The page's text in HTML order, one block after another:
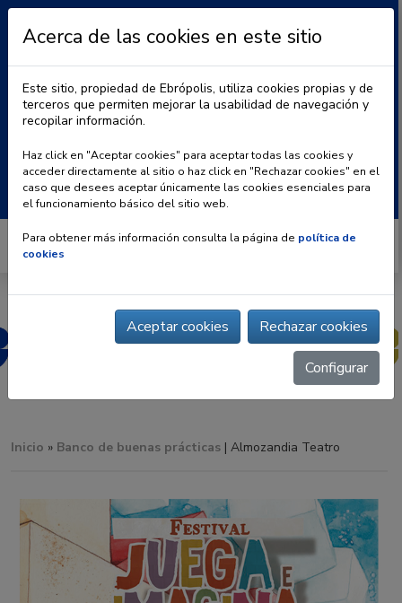
BLOG | CONTACTO
Buscar:
Inicio » Banco de buenas prácticas | Almozandia Teatro
Acerca de las cookies en este sitio
Este sitio, propiedad de Ebrópolis, utiliza cookies propias y de
terceros que permiten mejorar la usabilidad de navegación y
recopilar información.
Haz click en "Aceptar cookies" para aceptar todas las cookies y
acceder directamente al sitio o haz click en "Rechazar cookies" en el
caso que desees aceptar únicamente las cookies esenciales para
el funcionamiento básico del sitio web.
Para obtener más información consulta la página de política de
cookies
Aceptar cookies Rechazar cookies
Configurar